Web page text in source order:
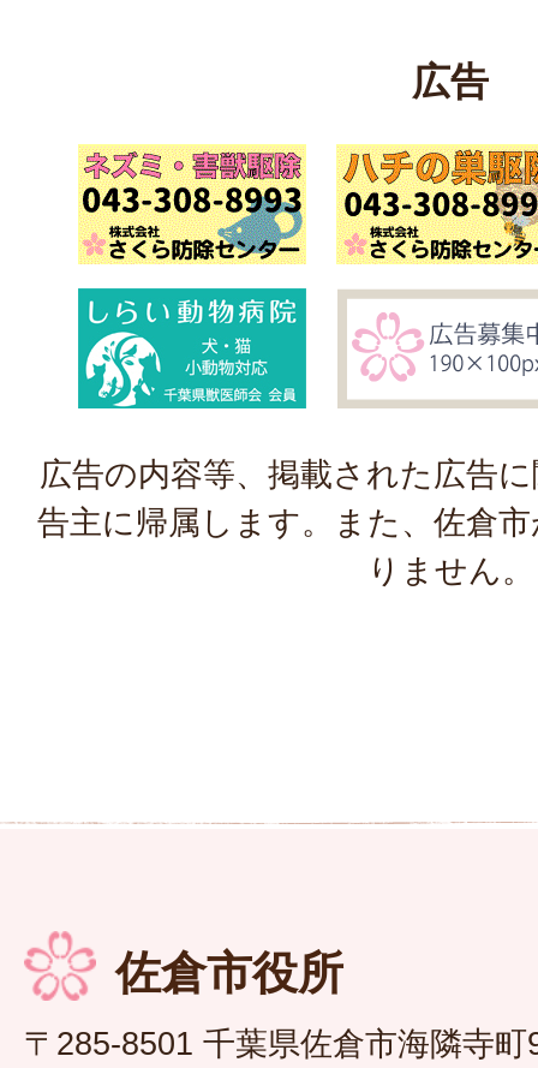
広告
広告の内容等、掲載された広告
告主に帰属します。また、佐倉
りません。
佐倉市役所
〒285-8501 千葉県佐倉市海隣寺町